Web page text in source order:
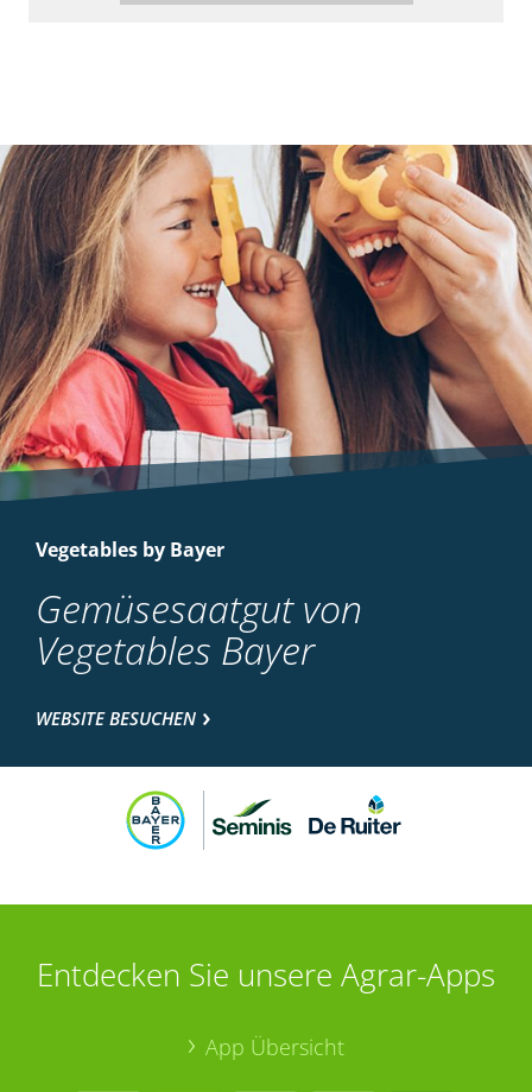
Vegetables by Bayer
Gemüsesaatgut von
Vegetables Bayer
WEBSITE BESUCHEN
Entdecken Sie unsere Agrar-Apps
App Übersicht